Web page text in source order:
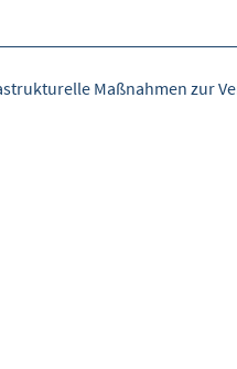
Maßnahmen zur